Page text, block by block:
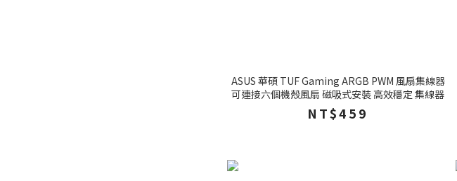
ASUS 華碩 TUF Gaming ARGB PWM 風扇集線器
可連接六個機殼風扇 磁吸式安裝 高效穩定 集線器
NT$459